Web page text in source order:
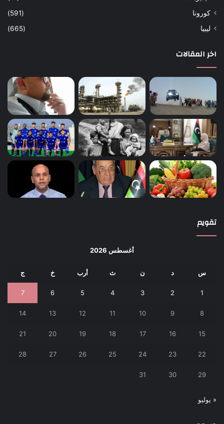
كورونا
(591)
ليبيا
(665)
اخر المقالات
تقويم
أغسطس 2026
س د ن ث أرب خ ج
1
2
3
4
5
6
7
8
9
10
11
12
13
14
15
16
17
18
19
20
21
22
23
24
25
26
27
28
29
30
31
« يوليو